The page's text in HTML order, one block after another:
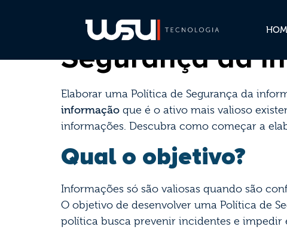
Por onde
Segurança da
Elaborar uma Política de Segurança da
informação que é o ativo mais valioso
informações. Descubra como começar a
Qual o objetivo?
Informações só são valiosas quando são
O objetivo de desenvolver uma Política de
política busca prevenir incidentes e